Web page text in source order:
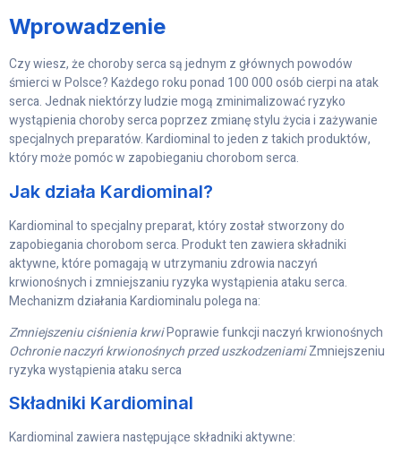
Wprowadzenie
Czy wiesz, że choroby serca są jednym z głównych powodów
śmierci w Polsce? Każdego roku ponad 100 000 osób cierpi na atak
serca. Jednak niektórzy ludzie mogą zminimalizować ryzyko
wystąpienia choroby serca poprzez zmianę stylu życia i zażywanie
specjalnych preparatów. Kardiominal to jeden z takich produktów,
który może pomóc w zapobieganiu chorobom serca.
Jak działa Kardiominal?
Kardiominal to specjalny preparat, który został stworzony do
zapobiegania chorobom serca. Produkt ten zawiera składniki
aktywne, które pomagają w utrzymaniu zdrowia naczyń
krwionośnych i zmniejszaniu ryzyka wystąpienia ataku serca.
Mechanizm działania Kardiominalu polega na:
Zmniejszeniu ciśnienia krwiPoprawie funkcji naczyń krwionośnych
Ochronie naczyń krwionośnych przed uszkodzeniamiZmniejszeniu
ryzyka wystąpienia ataku serca
Składniki Kardiominal
Kardiominal zawiera następujące składniki aktywne: